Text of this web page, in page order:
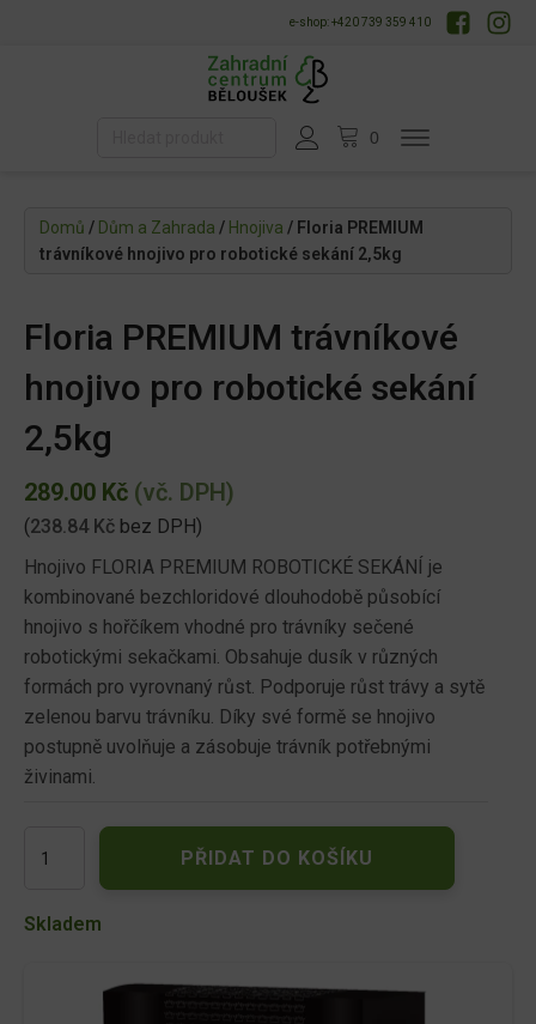
e-shop: +420 739 359 410
Domů / Dům a Zahrada / Hnojiva / Floria PREMIUM
trávníkové hnojivo pro robotické sekání 2,5kg
Floria PREMIUM trávníkové
hnojivo pro robotické sekání
2,5kg
289.00 Kč (vč. DPH)
(238.84 Kč bez DPH)
Hnojivo FLORIA PREMIUM ROBOTICKÉ SEKÁNÍ je
kombinované bezchloridové dlouhodobě působící
hnojivo s hořčíkem vhodné pro trávníky sečené
robotickými sekačkami. Obsahuje dusík v různých
formách pro vyrovnaný růst. Podporuje růst trávy a sytě
zelenou barvu trávníku. Díky své formě se hnojivo
postupně uvolňuje a zásobuje trávník potřebnými
živinami.
PREMIUM
hnojivo
PŘIDAT DO KOŠÍKU
Skladem